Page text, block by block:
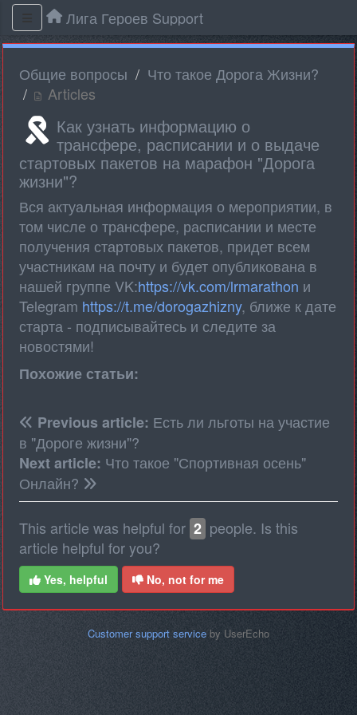
Лига Героев Support
Общие вопросы
Что такое Дорога Жизни?
Articles
Как узнать информацию о
трансфере, расписании и о выдаче
стартовых пакетов на марафон "Дорога
жизни"?
Вся актуальная информация о мероприятии, в
том числе о трансфере, расписании и месте
получения стартовых пакетов, придет всем
участникам на почту и будет опубликована в
нашей группе VK:https://vk.com/lrmarathon и
Telegram https://t.me/dorogazhizny, ближе к дате
старта - подписывайтесь и следите за
новостями!
Похожие статьи:
Previous article: Есть ли льготы на участие
в "Дороге жизни"?
Next article: Что такое "Спортивная осень"
Онлайн?
This article was helpful for 2 people. Is this
article helpful for you?
Yes, helpful No, not for me
Customer support service by UserEcho